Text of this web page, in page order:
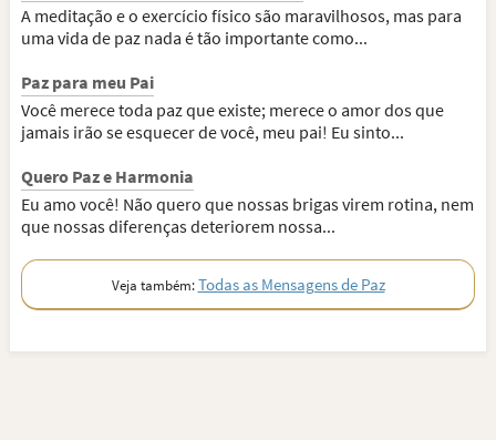
A meditação e o exercício físico são maravilhosos, mas para
uma vida de paz nada é tão importante como...
Paz para meu Pai
Você merece toda paz que existe; merece o amor dos que
jamais irão se esquecer de você, meu pai! Eu sinto...
Quero Paz e Harmonia
Eu amo você! Não quero que nossas brigas virem rotina, nem
que nossas diferenças deteriorem nossa...
Veja também:Todas as Mensagens de Paz